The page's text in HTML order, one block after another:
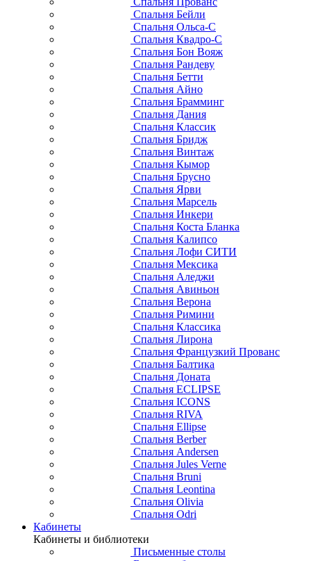
Спальня Бейли
Спальня Ольса-С
Спальня Квадро-С
Спальня Бон Вояж
Спальня Рандеву
Спальня Бетти
Спальня Айно
Спальня Брамминг
Спальня Дания
Спальня Классик
Спальня Бридж
Спальня Винтаж
Спальня Кымор
Спальня Брусно
Спальня Ярви
Спальня Марсель
Спальня Инкери
Спальня Коста Бланка
Спальня Калипсо
Спальня Лофи СИТИ
Спальня Мексика
Спальня Аледжи
Спальня Авиньон
Спальня Верона
Спальня Римини
Спальня Классика
Спальня Лирона
Спальня Французкий Прованс
Спальня Балтика
Спальня Доната
Спальня ECLIPSE
Спальня ICONS
Спальня RIVA
Спальня Ellipse
Спальня Berber
Спальня Andersen
Спальня Jules Verne
Спальня Bruni
Спальня Leontina
Спальня Olivia
Спальня Odri
Кабинеты
Кабинеты и библиотеки
Письменные столы